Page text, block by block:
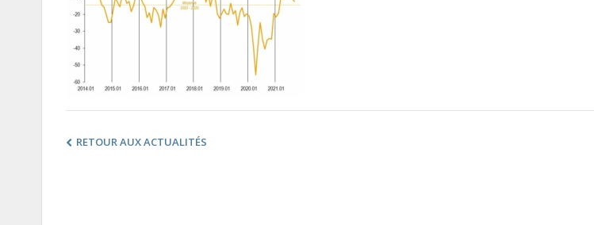
RETOUR AUX ACTUALITÉS